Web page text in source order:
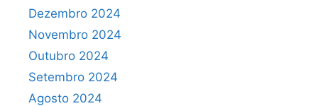
Dezembro 2024
Novembro 2024
Outubro 2024
Setembro 2024
Agosto 2024